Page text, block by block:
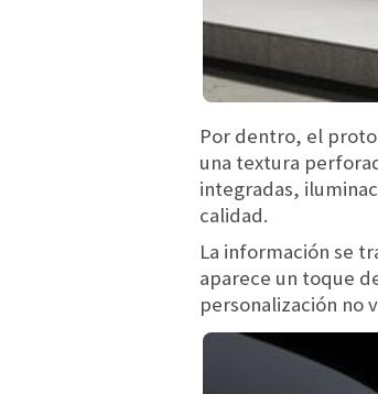
Por dentro, el
una textura
integradas,
calidad.
La información se
aparece un toque
personalización no